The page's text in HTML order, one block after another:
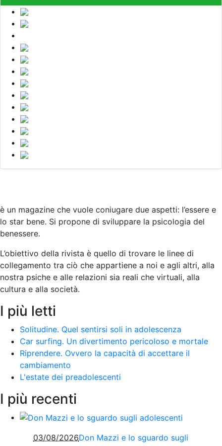
è un magazine che vuole coniugare due aspetti: l’essere e
lo star bene. Si propone di sviluppare la psicologia del
benessere.
L’obiettivo della rivista è quello di trovare le linee di
collegamento tra ciò che appartiene a noi e agli altri, alla
nostra psiche e alle relazioni sia reali che virtuali, alla
cultura e alla società.
I più letti
Solitudine. Quel sentirsi soli in adolescenza
Car surfing. Un divertimento pericoloso e mortale
Riprendere. Ovvero la capacità di accettare il
cambiamento
L'estate dei preadolescenti
I più recenti
03/08/2026Don Mazzi e lo sguardo sugli